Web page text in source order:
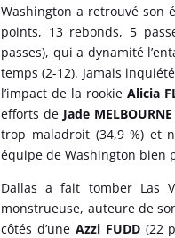
Washington a retrouvé son
points, 13 rebonds, 5
passes), qui a dynamité
temps (2-12). Jamais
l’impact de la rookieAlicia
efforts de Jade
trop maladroit (34,9 %) et
équipe de Washington bien
Dallas a fait tomber Las
monstrueuse, auteure de
côtés d’uneAzzi FUDD (22